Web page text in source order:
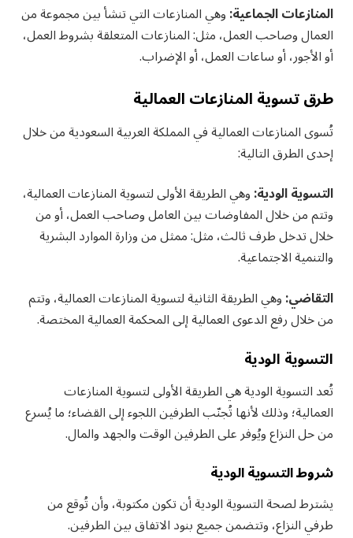
المنازعات الجماعية:وهي المنازعات التي تنشأ بين مجموعة من
العمال وصاحب العمل، مثل: المنازعات المتعلقة بشروط العمل،
أو الأجور، أو ساعات العمل، أو الإضراب.
طرق تسوية المنازعات العمالية
تُسوى المنازعات العمالية في المملكة العربية السعودية من خلال
إحدى الطرق التالية:
التسوية الودية:وهي الطريقة الأولى لتسوية المنازعات العمالية،
وتتم من خلال المفاوضات بين العامل وصاحب العمل، أو من
خلال تدخل طرف ثالث، مثل: ممثل من وزارة الموارد البشرية
والتنمية الاجتماعية.
التقاضي:وهي الطريقة الثانية لتسوية المنازعات العمالية، وتتم
من خلال رفع الدعوى العمالية إلى المحكمة العمالية المختصة.
التسوية الودية
تُعد التسوية الودية هي الطريقة الأولى لتسوية المنازعات
العمالية؛ وذلك لأنها تُجنّب الطرفين اللجوء إلى القضاء؛ ما يُسرع
من حل النزاع ويُوفر على الطرفين الوقت والجهد والمال.
شروط التسوية الودية
يشترط لصحة التسوية الودية أن تكون مكتوبة، وأن تُوقع من
طرفي النزاع، وتتضمن جميع بنود الاتفاق بين الطرفين.